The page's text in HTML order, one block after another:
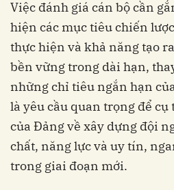
Việc đánh giá cán bộ cần
hiện các mục tiêu chiến
thực hiện và khả năng tạo
bền vững trong dài hạn,
những chỉ tiêu ngắn hạn
là yêu cầu quan trọng để
của Đảng về xây dựng đội
chất, năng lực và uy tín,
trong giai đoạn mới.